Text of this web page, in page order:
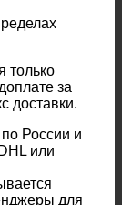
только
за
доставки.
России и
или
для